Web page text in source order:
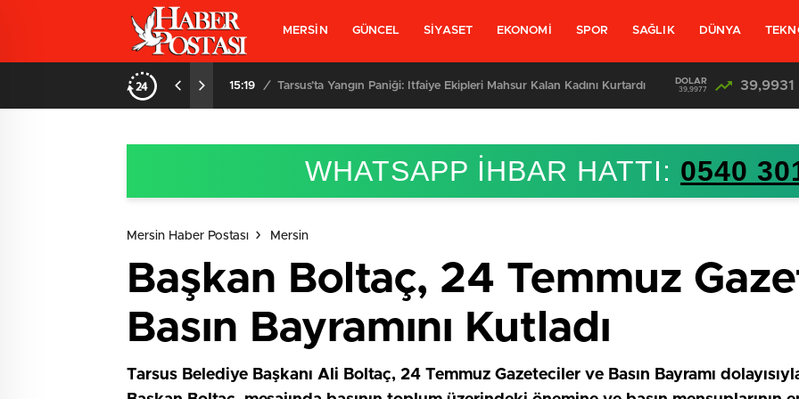
MERSİN GÜNCEL SİYASET EKONOMİ SPOR SAĞLIK DÜNYA
15:19 / Tarsus’ta Yangın Paniği: İtfaiye Ekipleri Mahsur Kalan Kadını Kurtardı DOLAR
39,9977 39,9931
WHATSAPP İHBAR HATTI: 0540
Mersin Haber Postası Mersin
Başkan Boltaç, 24 Temmuz
Basın Bayramını Kutladı
Tarsus Belediye Başkanı Ali Boltaç, 24 Temmuz Gazeteciler ve Basın Bayramı